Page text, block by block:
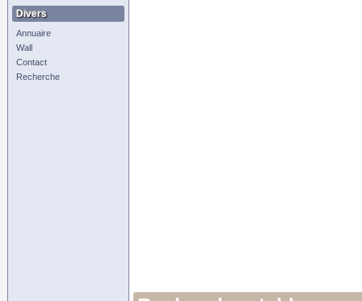
Divers
Annuaire
Wall
Contact
Recherche